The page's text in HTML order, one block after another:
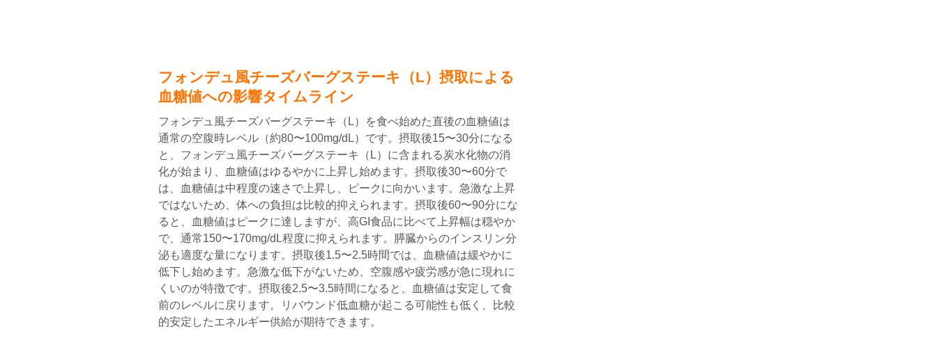
フォンデュ風チーズバーグステーキ（L）摂取による
血糖値への影響タイムライン
フォンデュ風チーズバーグステーキ（L）を食べ始めた直後の血糖値は
通常の空腹時レベル（約80〜100mg/dL）です。摂取後15〜30分になる
と、フォンデュ風チーズバーグステーキ（L）に含まれる炭水化物の消
化が始まり、血糖値はゆるやかに上昇し始めます。摂取後30〜60分で
は、血糖値は中程度の速さで上昇し、ピークに向かいます。急激な上昇
ではないため、体への負担は比較的抑えられます。摂取後60〜90分にな
ると、血糖値はピークに達しますが、高GI食品に比べて上昇幅は穏やか
で、通常150〜170mg/dL程度に抑えられます。膵臓からのインスリン分
泌も適度な量になります。摂取後1.5〜2.5時間では、血糖値は緩やかに
低下し始めます。急激な低下がないため、空腹感や疲労感が急に現れに
くいのが特徴です。摂取後2.5〜3.5時間になると、血糖値は安定して食
前のレベルに戻ります。リバウンド低血糖が起こる可能性も低く、比較
的安定したエネルギー供給が期待できます。